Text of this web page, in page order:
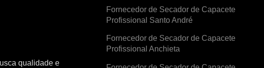
qualidade e
Fornecedor de Secador de Capacete
Profissional Santo André
Fornecedor de Secador de Capacete
Profissional Anchieta